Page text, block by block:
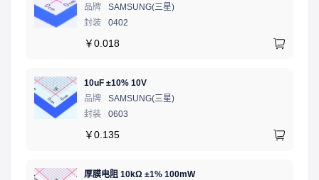
品牌
SAMSUNG(三星)
封装
0402
￥0.018
10uF ±10% 10V
品牌
SAMSUNG(三星)
封装
0603
￥0.135
厚膜电阻 10kΩ ±1% 100mW